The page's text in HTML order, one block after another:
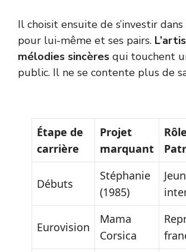
Il choisit ensuite de s’investir dans
pour lui-même et ses pairs.
mélodies sincères qui touchent
public. Il ne se contente plus de
Étape de
carrière
Projet
marquant
Débuts
Stéphanie
(1985)
Eurovision
Mama
Corsica